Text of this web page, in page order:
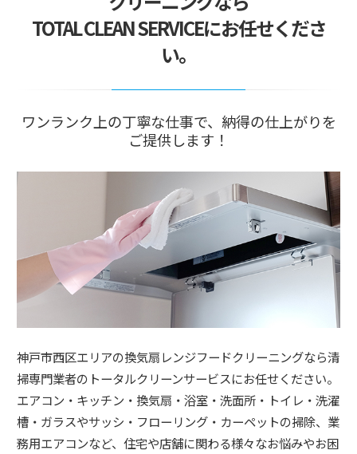
2026/04/08
プロの掃除が選ばれる理由と家庭掃除の違い解
説！
TOTAL CLEAN SERVICEにお任せくださ
い。
ワンランク上の丁寧な仕事で、納得の仕上がりを
ご提供します！
神戸市西区エリアの換気扇レンジフードクリーニングなら清
掃専門業者のトータルクリーンサービスにお任せください。
エアコン・キッチン・換気扇・浴室・洗面所・トイレ・洗濯
槽・ガラスやサッシ・フローリング・カーペットの掃除、業
務用エアコンなど、住宅や店舗に関わる様々なお悩みやお困